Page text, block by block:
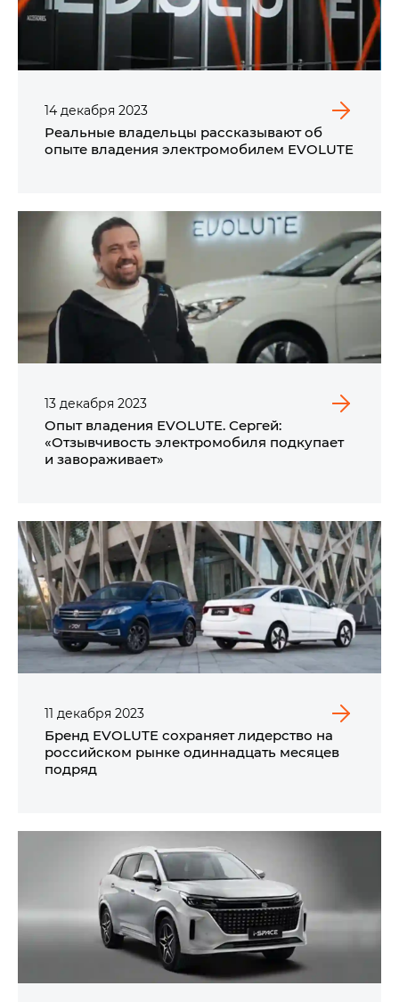
14 декабря 2023
Реальные владельцы рассказывают об
опыте владения электромобилем EVOLUTE
13 декабря 2023
Опыт владения EVOLUTE. Сергей:
«Отзывчивость электромобиля подкупает
и завораживает»
11 декабря 2023
Бренд EVOLUTE сохраняет лидерство на
российском рынке одиннадцать месяцев
подряд